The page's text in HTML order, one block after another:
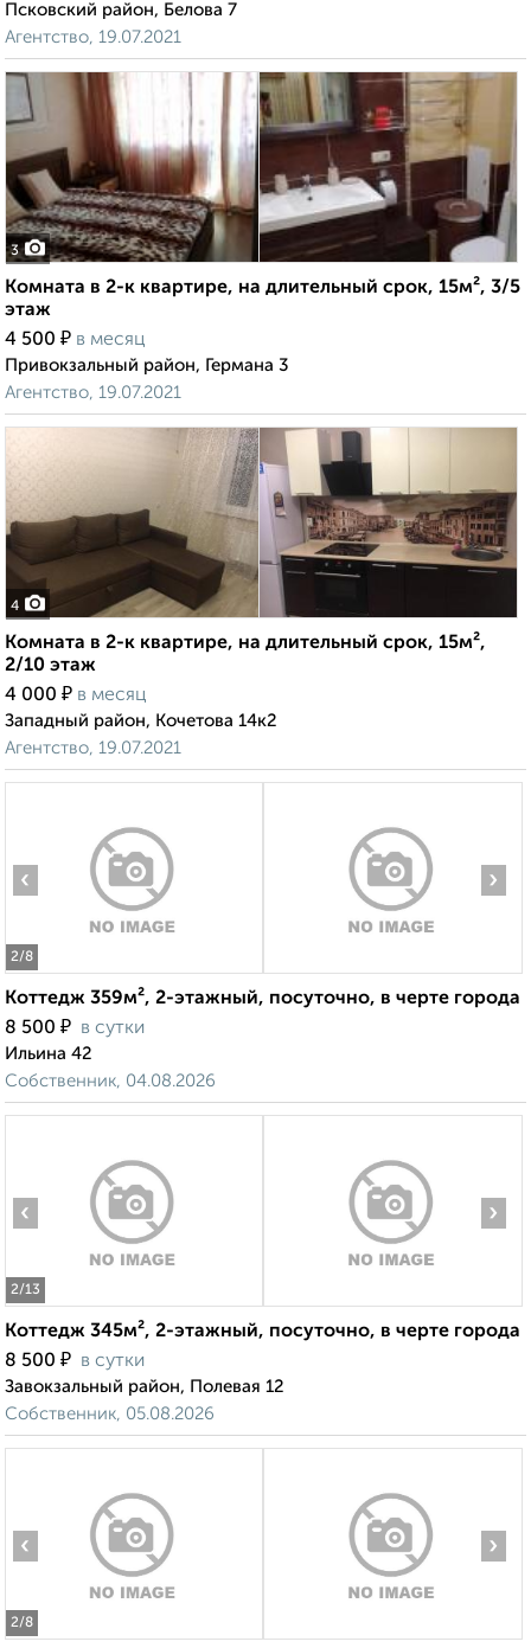
Псковский район, Белова 7
Агентство, 19.07.2021
3
Комната в 2-к квартире, на длительный срок, 15м², 3/5
этаж
4 500 ₽ в месяц
Привокзальный район, Германа 3
Агентство, 19.07.2021
4
Комната в 2-к квартире, на длительный срок, 15м²,
2/10 этаж
4 000 ₽ в месяц
Западный район, Кочетова 14к2
Агентство, 19.07.2021
2/8
‹ ›
Коттедж 359м², 2-этажный, посуточно, в черте города
8 500 ₽ в сутки
Ильина 42
Собственник, 04.08.2026
2/13
‹ ›
Коттедж 345м², 2-этажный, посуточно, в черте города
8 500 ₽ в сутки
Завокзальный район, Полевая 12
Собственник, 05.08.2026
2/8
‹ ›